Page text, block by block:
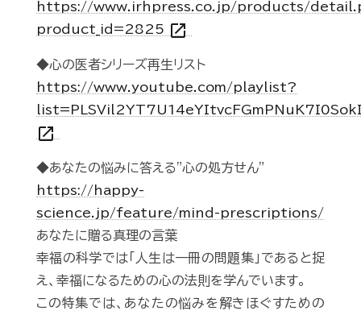
https://www.irhpress.co.jp/products/
product_id=2825 open_in_new
◆心の医者シリーズ再生リスト
https://www.youtube.com/playlist?
open_in_new
◆あなたの悩みに答える"心の処方せん"
https://happy-
science.jp/feature/mind-prescriptions/
あなたに贈る真理の言葉
幸福の科学では「人生は一冊の問題集」であると捉
え、幸福になるための心の法則を学んでいます。
この特集では、あなたの悩みを解きほぐすための